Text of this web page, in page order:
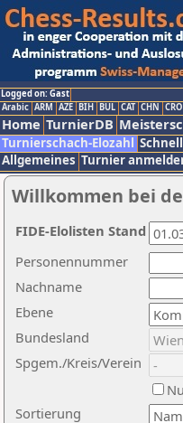
Logged on: Gast
Arabic ARM AZE BIH BUL CAT CHN CRO
Home TurnierDB
Turnierschach-Elozahl
Allgemeines Turnier
Willkommen bei
Nachname
Ebene
Sortierung
Personennummer
Bundesland
Spgem./Kreis/Verein
FIDE-Elolisten Stand